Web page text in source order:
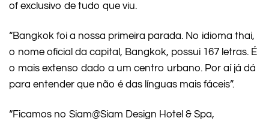
of exclusivo de tudo que viu.
“Bangkok foi a nossa primeira parada. No idioma thai,
o nome oficial da capital, Bangkok, possui 167 letras. É
o mais extenso dado a um centro urbano. Por aí já dá
para entender que não é das línguas mais fáceis”.
“Ficamos no Siam@Siam Design Hotel & Spa,